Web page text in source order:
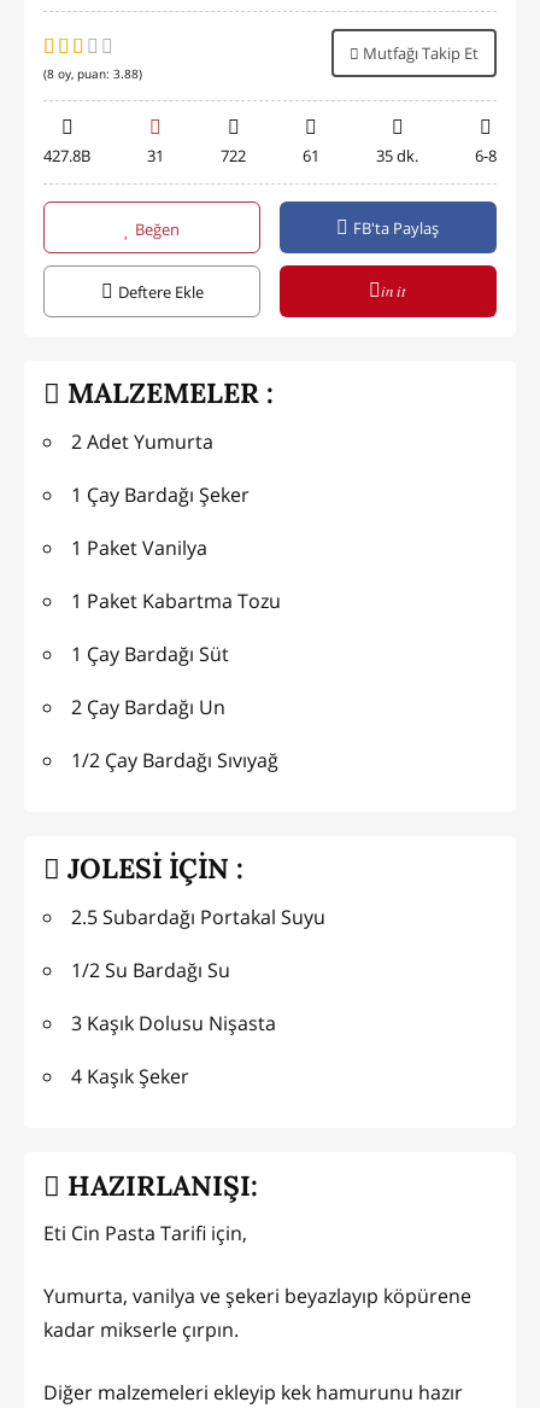
(8 oy, puan: 3.88)
Mutfağı Takip Et
427.8B 31 722 61 35 dk. 6-8
Beğen FB'ta Paylaş
Deftere Ekle in it
MALZEMELER :
2 Adet Yumurta
1 Çay Bardağı Şeker
1 Paket Vanilya
1 Paket Kabartma Tozu
1 Çay Bardağı Süt
2 Çay Bardağı Un
1/2 Çay Bardağı Sıvıyağ
JOLESİ İÇİN :
2.5 Subardağı Portakal Suyu
1/2 Su Bardağı Su
3 Kaşık Dolusu Nişasta
4 Kaşık Şeker
HAZIRLANIŞI:
Eti Cin Pasta Tarifi için,
Yumurta, vanilya ve şekeri beyazlayıp köpürene
kadar mikserle çırpın.
Diğer malzemeleri ekleyip kek hamurunu hazır